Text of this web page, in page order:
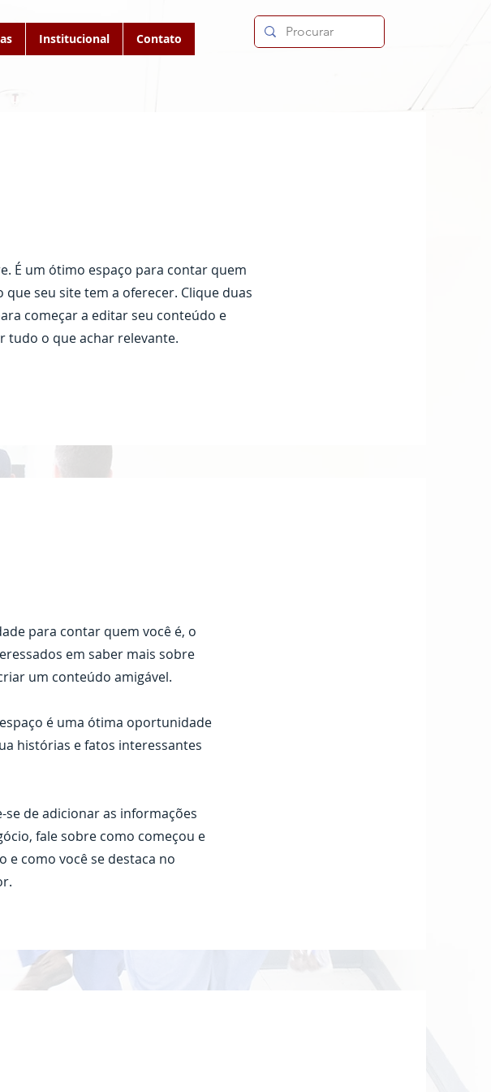
Institucional Contato
É um ótimo espaço para contar quem
que seu site tem a oferecer. Clique duas
começar a editar seu conteúdo e
tudo o que achar relevante.
para contar quem você é, o
em saber mais sobre
um conteúdo amigável.
é uma ótima oportunidade
histórias e fatos interessantes
de adicionar as informações
fale sobre como começou e
como você se destaca no